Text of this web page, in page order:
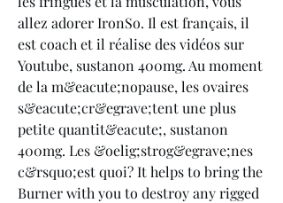
allez adorer IronSo. Il est français, il
est coach et il réalise des vidéos sur
Youtube, sustanon 400mg. Au moment
de la m&eacute;nopause, les ovaires
s&eacute;cr&egrave;tent une plus
petite quantit&eacute;, sustanon
400mg. Les &oelig;strog&egrave;nes
c&rsquo;est quoi? It helps to bring the
Burner with you to destroy any rigged